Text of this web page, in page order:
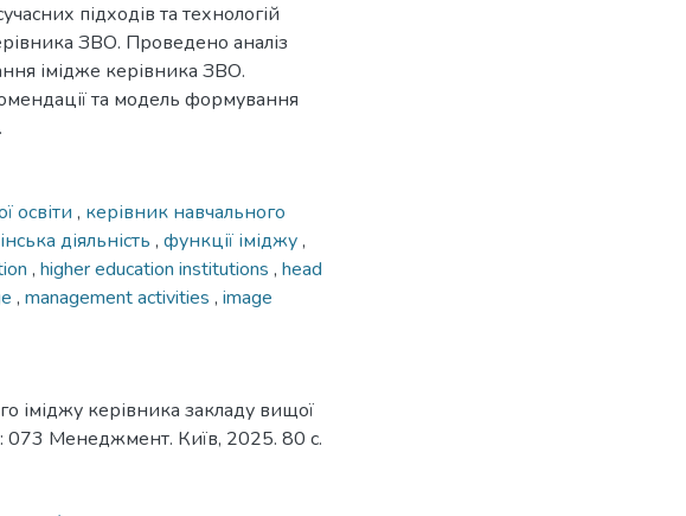
підходів та технологій
ЗВО. Проведено аналіз
імідже керівника ЗВО.
та модель формування
освіти , керівник навчального
діяльність , функції іміджу,
, higher education institutions , head
, management activities , image
керівника закладу вищої
: 073 Менеджмент. Київ, 2025. 80 с.